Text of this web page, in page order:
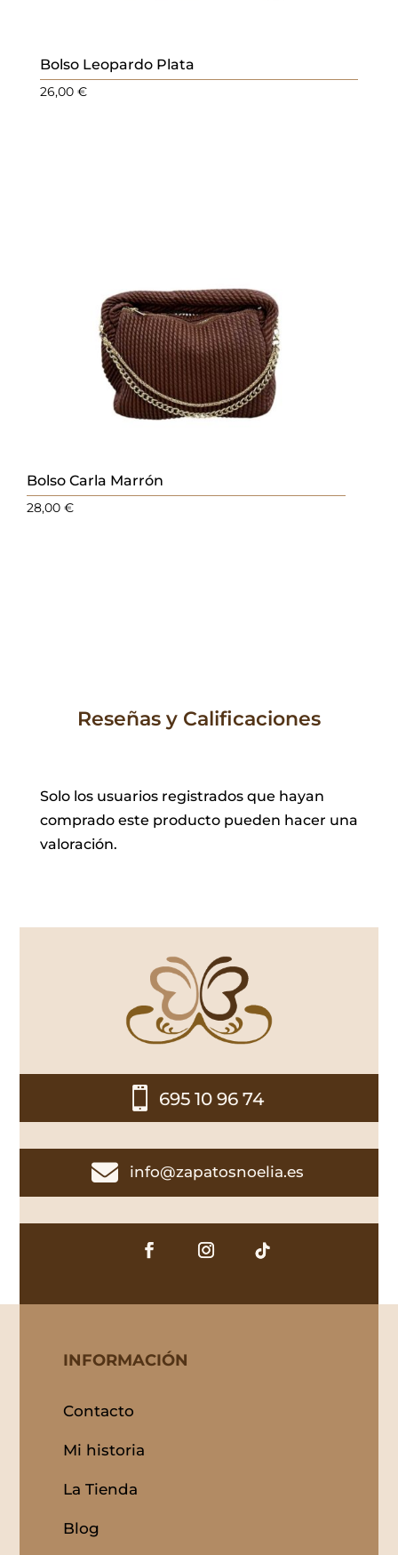
Bolso Leopardo Plata
26,00 €
Bolso Carla Marrón
28,00€
Reseñas y Calificaciones
Solo los usuarios registrados que hayan
comprado este producto pueden hacer una
valoración.
 695 10 96 74
 info@zapatosnoelia.es
INFORMACIÓN
Contacto
Mi historia
La Tienda
Blog